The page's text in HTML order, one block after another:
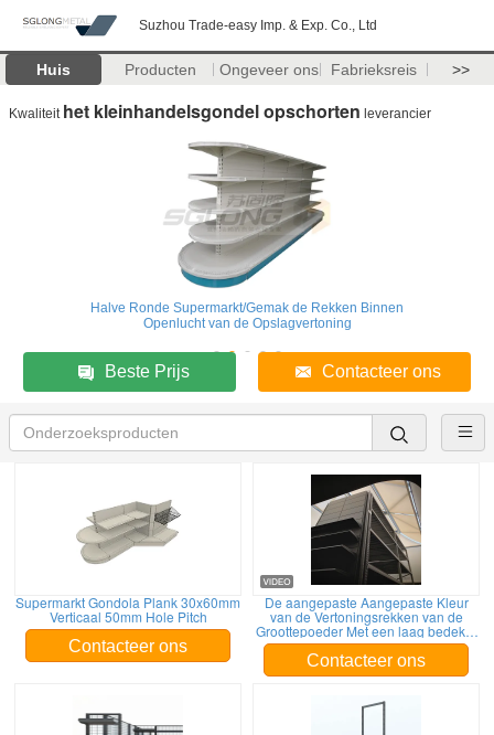
Suzhou Trade-easy Imp. & Exp. Co., Ltd
Huis Producten Ongeveer ons Fabrieksreis >>
Kwaliteit het kleinhandelsgondel opschorten leverancier
Halve Ronde Supermarkt/Gemak de Rekken Binnen
Openlucht van de Opslagvertoning
Beste Prijs Contacteer ons
Supermarkt Gondola Plank 30x60mm
Verticaal 50mm Hole Pitch
Contacteer ons
De aangepaste Aangepaste Kleur
van de Vertoningsrekken van de
Groottepoeder Met een laag bedekte
Supermarkt
Contacteer ons